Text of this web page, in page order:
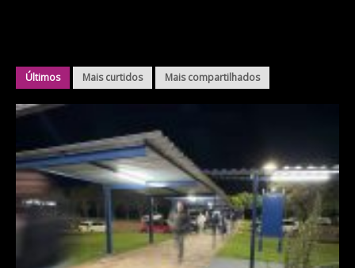
Últimos Mais curtidos Mais compartilhados